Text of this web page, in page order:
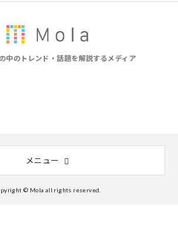
中のトレンド・話題を解説するメディア
メニュー
© Mola all rights reserved.